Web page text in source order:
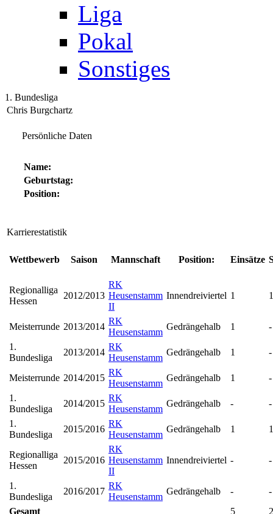
Liga
Pokal
Sonstiges
1. Bundesliga
Chris Burgchartz
Persönliche Daten
Name:
Geburtstag:
Position:
Karrierestatistik
Wettbewerb Saison Mannschaft Position: Einsätze
Regionalliga
Hessen
2012/2013
RK
Heusenstamm
II
Innendreiviertel 1 1
Meisterrunde 2013/2014
RK
Heusenstamm
Gedrängehalb 1
-
1.
Bundesliga
2013/2014
RK
Heusenstamm
Gedrängehalb 1 -
Meisterrunde 2014/2015
RK
Heusenstamm
Gedrängehalb 1
-
1.
Bundesliga
2014/2015
RK
Heusenstamm
Gedrängehalb -
-
1.
Bundesliga
2015/2016
RK
Heusenstamm
Gedrängehalb 1 1
Regionalliga
Hessen
2015/2016
RK
Heusenstamm
II
Innendreiviertel - -
1.
Bundesliga
2016/2017
RK
Heusenstamm
Gedrängehalb -
-
Gesamt
5 2